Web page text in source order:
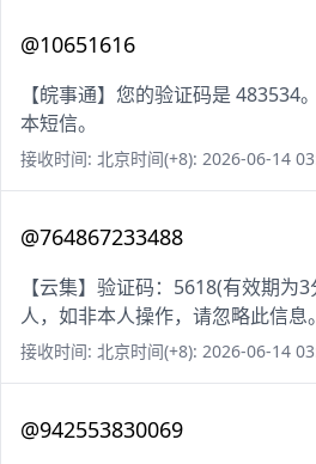
@10651616
【皖事通】您的验证码是 483534
本短信。
接收时间: 北京时间(+8): 2026-06-14
@764867233488
【云集】验证码：5618(有效期为
人，如非本人操作，请忽略此信息。
接收时间: 北京时间(+8): 2026-06-14
@942553830069